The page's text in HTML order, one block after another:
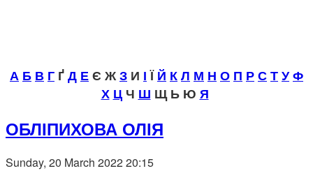
А Б В Г ҐД ЕЄ ЖЗ И ІЇЙ КЛ М Н О П РСТУФ
Х ЦЧ Ш Щ Ь Ю Я
ОБЛІПИХОВА ОЛІЯ
Sunday, 20 March 2022 20:15